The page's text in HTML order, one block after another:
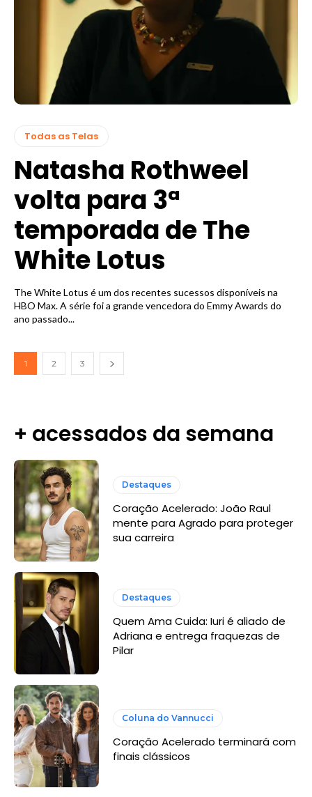
Todas as Telas
Natasha Rothweel
volta para 3ª
temporada de The
White Lotus
The White Lotus é um dos recentes sucessos disponíveis na
HBO Max. A série foi a grande vencedora do Emmy Awards do
ano passado...
1 2 3
+ acessados da semana
Destaques
Coração Acelerado: João Raul
mente para Agrado para proteger
sua carreira
Destaques
Quem Ama Cuida: Iuri é aliado de
Adriana e entrega fraquezas de
Pilar
Coluna do Vannucci
Coração Acelerado terminará com
finais clássicos